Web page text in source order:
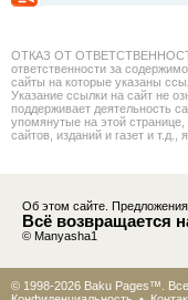
ОТКАЗ ОТ
ответственности за
сайты на которые указаны
Указание ссылки на сайт не
поддерживает деятельность
упомянутые на этой странице,
сайтов, изданий и газет и
Об этом сайте.
Всё возвращается
© Manyasha1
© 1998-2026 Baku Pages™.